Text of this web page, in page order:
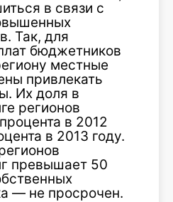
в связи с
Так, для
бюджетников
местные
привлекать
Их доля в
регионов
в 2012
в 2013 году.
превышает 50
— не просрочен.